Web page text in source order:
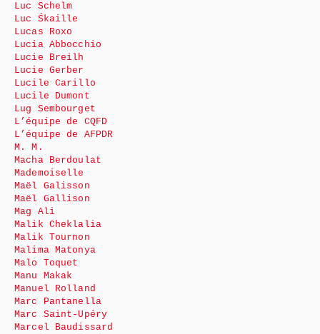
Luc Schelm
Luc Śkaille
Lucas Roxo
Lucia Abbocchio
Lucie Breilh
Lucie Gerber
Lucile Carillo
Lucile Dumont
Lug Sembourget
L’équipe de CQFD
L’équipe de AFPDR
M. M.
Macha Berdoulat
Mademoiselle
Maël Galisson
Maël Gallison
Mag Ali
Malik Cheklalia
Malik Tournon
Malima Matonya
Malo Toquet
Manu Makak
Manuel Rolland
Marc Pantanella
Marc Saint-Upéry
Marcel Baudissard